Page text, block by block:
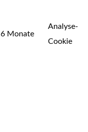
6 Monate
Analyse-
Cookie